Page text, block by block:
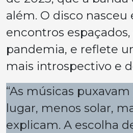
além. O disco nasceu
encontros
pandemia, e reflete
mais introspectivo e
“As músicas
lugar, menos solar,
explicam. A escolha